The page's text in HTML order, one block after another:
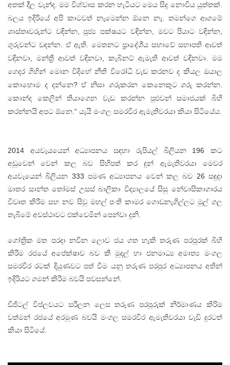
අතක් දීල වැන්ද. මම විශ්වාස කරන හැටියට මෙය සිදු නොවිය යුත්තක්.
බලය ඉදිරියේ අපි කාටවත් නැමෙන්න ඕනෙ නෑ. තමන්ගෙ ආගමේ
ශාස්තෘවරුන්ට වඳින්න, පූජ්‍ය පක්ෂයට වඳින්න, මවට පියාට වඳින්න,
ගුරුවන්ට වඳන්න. ඒ ඇති. මෙතනට ප්‍රාදේශීය සභාවේ සභාපති ආවත්
වඳිනවා, මන්ත්‍රී ආවත් වඳිනවා, කැබිනට් ඇමැති ආවත් වඳිනවා. මම
ගෙදර ගිහින් මොන විදිහේ නීති විරෝධී වැඩ කරනව ද කියල ඔයාල
කොහොම ද දන්නෙ? ඒ නිසා ගරුකරන කෙනෙකුට ගරු කරන්න.
කොන්ද කෙලින් තියාගෙන වැඩ කරන්න පුළුවන් සමාජයක් බිහි
කරන්නයි අපට ඕනෙ.“ යැයි මංගල සමරවීර ඇමැතිවරයා කියා සිටියේය.
2014 අයවැයයෙන් අධ්‍යාපනය සඳහා රුපියල් බිලියන 196 කට
අඩුවෙන් වෙන් කල බව සිහිපත් කර දුන් ඇමැතිවරයා මෙවර
අයවැයෙන් බිලියන 333 පමණ අධ්‍යාපනය වෙන් කල බව 26 සඳුදා
මාතර සාන්ත තෝමස් උසස් බාලිකා විද්‍යාලයේ සිසු නේවාසිකාගාරය
විවෘත කිරීම සහ නව සිවු මහල් පංති කාමර ගොඩනැගිල්ලට මුල් ගල
තැබීමේ අවස්ථාවට එක්වෙමින් පෙන්වා දුනි.
ගෝත්‍රික මත පරදා නවීන ලොව ජය ගත හැකි තරුණ පරපුරක් බිහි
කිරීම රජයේ අපේක්ෂාව බව කී මුදල් හා ජනමාධ්‍ය අමාත්‍ය මංගල
සමරවීර රටක් දියුණවට පත් වීම යනු තරුණ පරපුර අධ්‍යාපනය අතින්
ඉදිරියට ගමන් කිරීම බවයි පවසන්නේ.
ඩිජිටල් විප්ලවයට සරිලන ලෙස තරුණ පරපුරුක් නිර්මාණය කිරිම
වත්මන් රජයේ අරමුණ බවයි මංගල සමරවීර ඇමැතිවරයා වැඩි දුරටත්
කියා සිටියේ.